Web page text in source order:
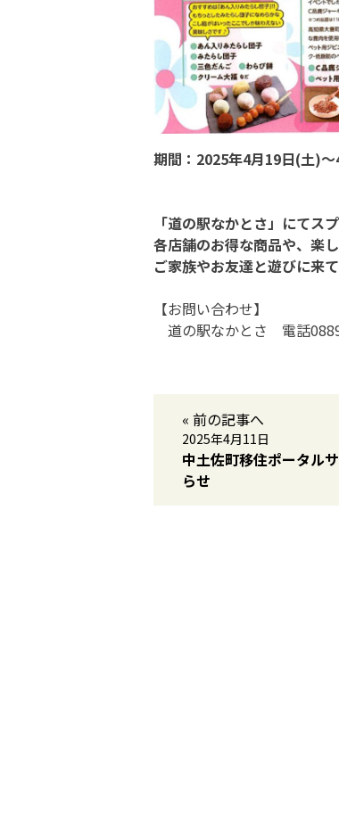
期間：2025年4月19日(土)
「道の駅なかとさ」にてス
各店舗のお得な商品や、楽
ご家族やお友達と遊びに来
【お問い合わせ】
道の駅なかとさ 電話
« 前の記事へ
2025年4月11日
中土佐町移住ポータル
らせ